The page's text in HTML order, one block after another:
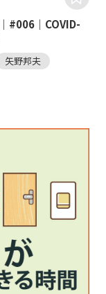
#006｜COVID-
矢野邦夫